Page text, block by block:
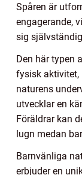
Spåren är
engagerande,
sig
Den här typen
fysisk aktivitet,
naturens
utvecklar en
Föräldrar kan
lugn medan
Barnvänliga
erbjuder en